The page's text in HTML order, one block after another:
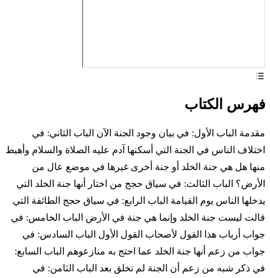
فهرس الكتاب
مقدمة الباب الأول: في بيان وجود الجنة الآن الباب الثاني: في
اختلاف الناس في الجنة التي أسكنها آدم عليه الصلاة والسلام وأهبط
منها هل هي جنة الخلد أو جنة أخرى غيرها في موضع عال من
الأرض؟ الباب الثالث: في سياق حجج من اختار أنها جنة الخلد التي
يدخلها الناس يوم القيامة الباب الرابع: في سياق حجج الطائفة التي
قالت ليست جنة الخلد وإنما هي جنة في الأرض الباب الخامس: في
جواب أرباب هذا القول لأصحاب القول الأول الباب السادس: في
جواب من زعم أنها جنة الخلد عما احتج به منازعوهم الباب السابع:
في ذكر شبه من زعم أن الجنة لم تخلق بعد الباب الثامن: في